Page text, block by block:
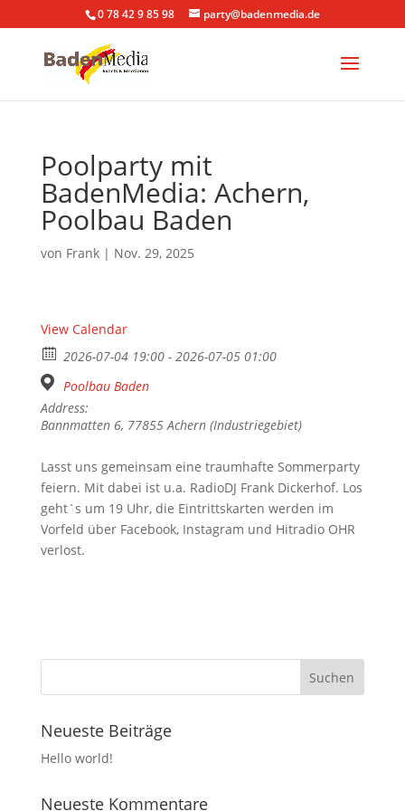
0 78 42 9 85 98 party@badenmedia.de
Poolparty mit
BadenMedia: Achern,
Poolbau Baden
von Frank| Nov. 29, 2025
View Calendar
2026-07-04 19:00 - 2026-07-05 01:00
Poolbau Baden
Address:
Bannmatten 6, 77855 Achern (Industriegebiet)
Lasst uns gemeinsam eine traumhafte Sommerparty
feiern. Mit dabei ist u.a. RadioDJ Frank Dickerhof. Los
geht`s um 19 Uhr, die Eintrittskarten werden im
Vorfeld über Facebook, Instagram und Hitradio OHR
verlost.
Neueste Beiträge
Hello world!
Neueste Kommentare